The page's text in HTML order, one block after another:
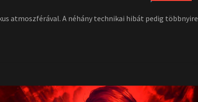
atmoszférával. A néhány technikai hibát pedig többnyire